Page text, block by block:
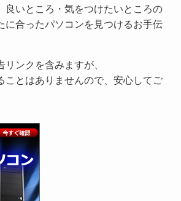
良いところ・気をつけたいところの
に合ったパソコンを見つけるお手伝
ンクを含みますが、
ことはありませんので、安心してご